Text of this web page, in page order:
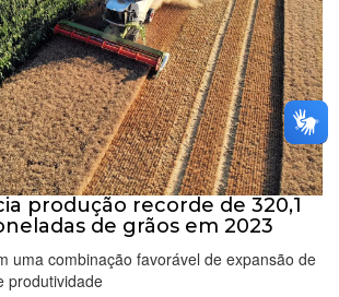
produção recorde de 320,1
de grãos em 2023
uma combinação favorável de expansão de
produtividade